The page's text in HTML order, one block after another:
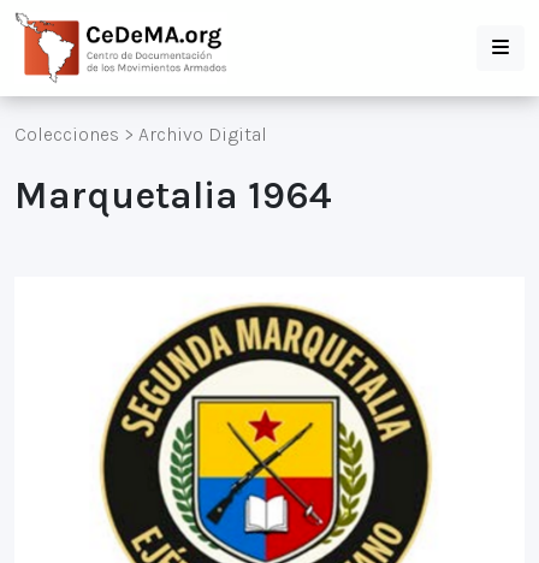
Colecciones > Archivo Digital
Marquetalia 1964